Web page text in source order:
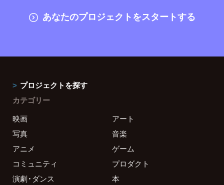
あなたのプロジェクトをスタートする
プロジェクトを探す
カテゴリー
映画
アート
写真
音楽
アニメ
ゲーム
コミュニティ
プロダクト
演劇・ダンス
本